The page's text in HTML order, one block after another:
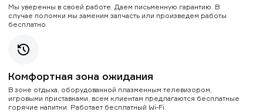
Мы уверенны в своей работе. Даем письменную гарантию. В
случае поломки мы заменим запчасть или произведем работы
бесплатно.
Комфортная зона ожидания
В зоне отдыха, оборудованной плазменным телевизором,
игровыми приставками, всем клиентам предлагаются бесплатные
горячие напитки. Работает бесплатный Wi-Fi.